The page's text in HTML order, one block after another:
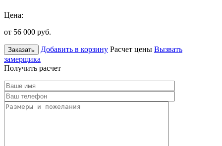
Цена:
от 56 000 руб.
Заказать Добавить в корзину Расчет цены Вызвать
замерщика
Получить расчет